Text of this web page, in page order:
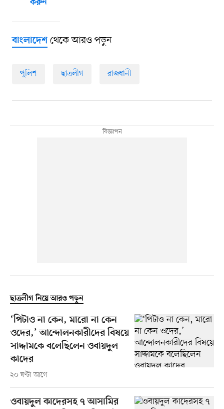
করুন
বাংলাদেশথেকে আরও পড়ুন
পুলিশ ছাত্রলীগ রাজধানী
ছাত্রলীগ নিয়ে আরও পড়ুন
‘পিটাও না কেন, মারো না কেন
ওদের,’ আন্দোলনকারীদের বিষয়ে
সাদ্দামকে বলেছিলেন ওবায়দুল
কাদের
২০ ঘণ্টা আগে
ওবায়দুল কাদেরসহ ৭ আসামির